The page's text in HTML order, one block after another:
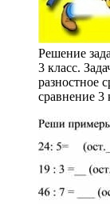
Решение
3 класс.
разностное
сравнение 3